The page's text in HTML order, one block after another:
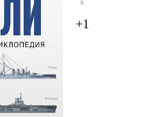
+1